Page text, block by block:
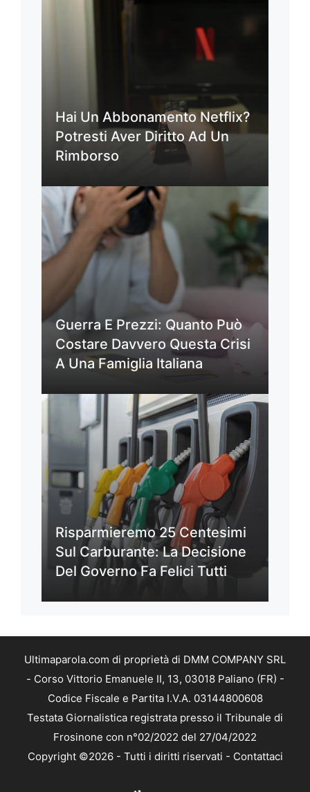
Hai Un Abbonamento Netflix?
Potresti Aver Diritto Ad Un
Rimborso
Guerra E Prezzi: Quanto Può
Costare Davvero Questa Crisi
A Una Famiglia Italiana
Risparmieremo 25 Centesimi
Sul Carburante: La Decisione
Del Governo Fa Felici Tutti
Ultimaparola.com di proprietà di DMM COMPANY SRL
- Corso Vittorio Emanuele II, 13, 03018 Paliano (FR) -
Codice Fiscale e Partita I.V.A. 03144800608
Testata Giornalistica registrata presso il Tribunale di
Frosinone con n°02/2022 del 27/04/2022
Copyright ©2026 - Tutti i diritti riservati - Contattaci